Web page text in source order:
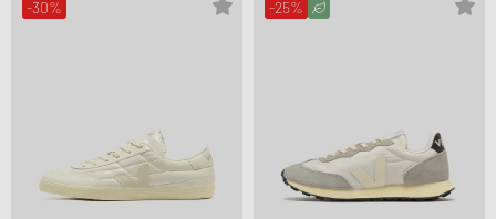
-30% -25%